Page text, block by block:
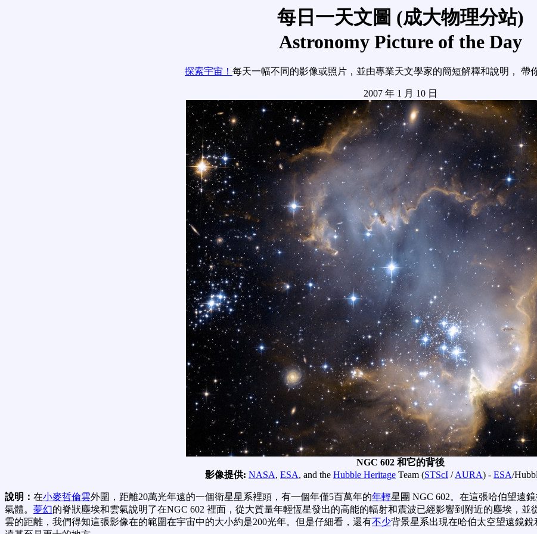
每日一天文圖 (成大物理分站)
Astronomy Picture of the Day
探索宇宙！ 每天一幅不同的影像或照片，並由專業天文學家的簡短解釋和說明， 帶
2007 年 1 月 10 日
NGC 602 和它的背後
影像提供: NASA, ESA, and the Hubble Heritage Team (STScI /AURA) - ESA/
說明： 在小麥哲倫雲外圍，距離20萬光年遠的一個衛星星系裡頭，有一個年僅5百萬年的年輕星團 NGC 602。在這張哈伯望遠
氣體。 夢幻的脊狀塵埃和雲氣說明了在NGC 602 裡面，從大質量年輕恆星發出的高能的輻射和震波已經影響到附近的塵埃，並
雲的距離，我們得知這張影像在的範圍在宇宙中的大小約是200光年。但是仔細看，還有不少背景星系出現在哈伯太空望遠鏡